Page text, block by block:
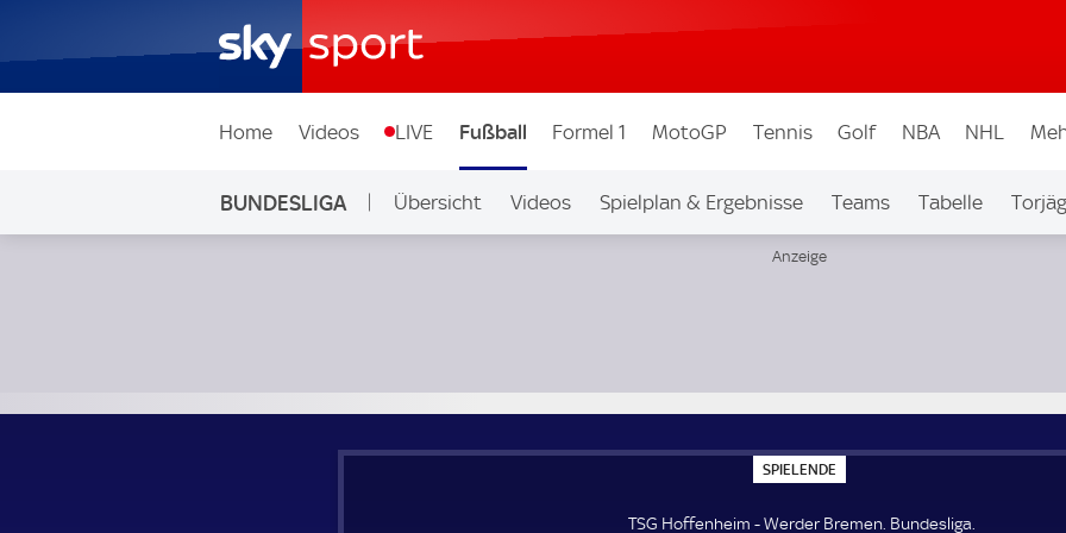
Home Videos LIVE Fußball Formel 1 MotoGP Tennis Golf NBA NHL
BUNDESLIGA Übersicht Videos Spielplan & Ergebnisse Teams Tabelle
SPIELENDE
P
E
TSG Hoffenheim - Werder Bremen. Bundesliga.